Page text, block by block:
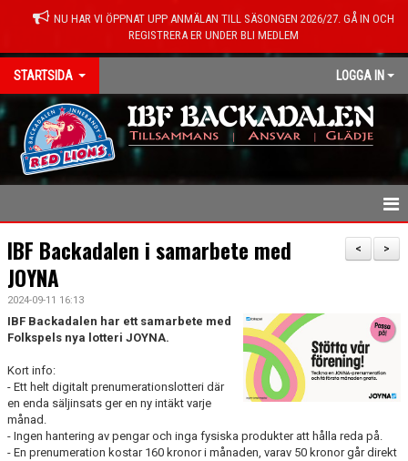
NU HAR VI ÖPPNAT UPP ANMÄLAN TILL SÄSONGEN 2026/27. GÅ IN OCH
REGISTRERA ER UNDER BLI MEDLEM
STARTSIDA LOGGA IN
HEM
NYHETER
KONTAKT
MEDLEMSINFO
KALENDER
>
<
IBF Backadalen i samarbete med
JOYNA
2024-09-11 16:13
IBF Backadalen har ett samarbete med
Folkspels nya lotteri JOYNA.
Kort info:
- Ett helt digitalt prenumerationslotteri där
en enda säljinsats ger en ny intäkt varje
månad.
- Ingen hantering av pengar och inga fysiska produkter att hålla reda på.
- En prenumeration kostar 160 kronor i månaden, varav 50 kronor går direkt